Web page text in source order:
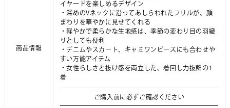
商品情報
イヤードを楽しめるデザイン
・深めのVネックに沿ってあしらわれたフリルが、顔
まわりを華やかに見せてくれる
・軽やかで柔らかな生地感は、季節の変わり目の羽織
りとしても便利
・デニムやスカート、キャミワンピースにも合わせや
すい万能アイテム
・女性らしさと抜け感を両立した、着回し力抜群の1
着
ご購入前に必ずご確認ください